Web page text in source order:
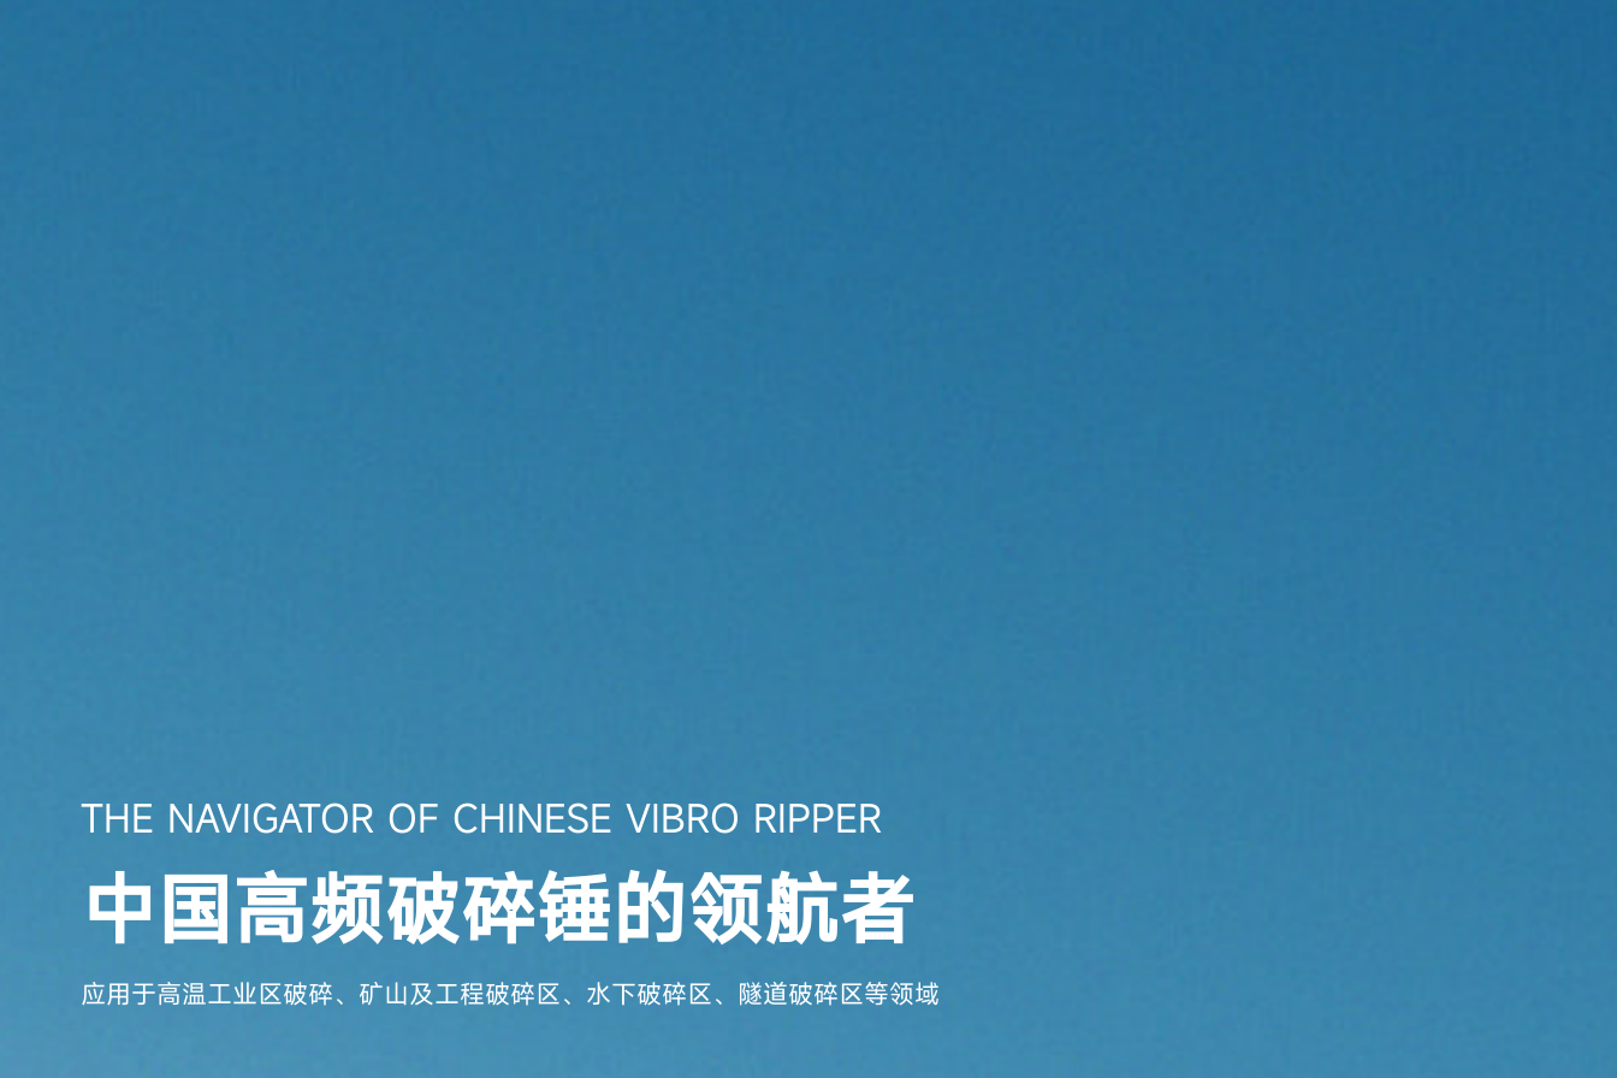
THE NAVIGATOR OF CHINESE VIBRO RIPPER
中国高频破碎锤的领航者
应用于高温工业区破碎、矿山及工程破碎区、水下破碎区、隧道破碎区等领域